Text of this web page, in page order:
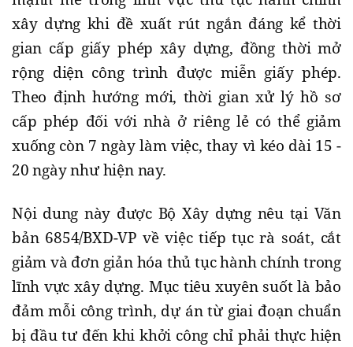
xây dựng khi đề xuất rút ngắn đáng kể thời
gian cấp giấy phép xây dựng, đồng thời mở
rộng diện công trình được miễn giấy phép.
Theo định hướng mới, thời gian xử lý hồ sơ
cấp phép đối với nhà ở riêng lẻ có thể giảm
xuống còn 7 ngày làm việc, thay vì kéo dài 15 -
20 ngày như hiện nay.
Nội dung này được Bộ Xây dựng nêu tại Văn
bản 6854/BXD-VP về việc tiếp tục rà soát, cắt
giảm và đơn giản hóa thủ tục hành chính trong
lĩnh vực xây dựng. Mục tiêu xuyên suốt là bảo
đảm mỗi công trình, dự án từ giai đoạn chuẩn
bị đầu tư đến khi khởi công chỉ phải thực hiện